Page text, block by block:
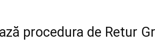
procedura de Retur